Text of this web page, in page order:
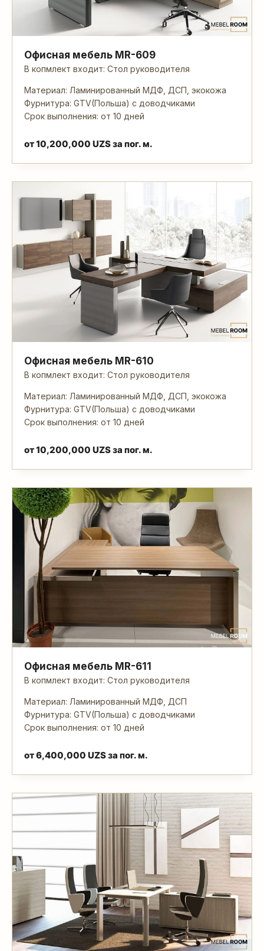
Офисная мебель MR-609
В копмлект входит: Стол руководителя
Материал: Ламинированный МДФ, ДСП, экокожа
Фурнитура: GTV(Польша) с доводчиками
Срок выполнения: от 10 дней
от10,200,000 UZSза пог. м.
Офисная мебель MR-610
В копмлект входит: Стол руководителя
Материал: Ламинированный МДФ, ДСП, экокожа
Фурнитура: GTV(Польша) с доводчиками
Срок выполнения: от 10 дней
от10,200,000 UZSза пог. м.
Офисная мебель MR-611
В копмлект входит: Стол руководителя
Материал: Ламинированный МДФ, ДСП
Фурнитура: GTV(Польша) с доводчиками
Срок выполнения: от 10 дней
от6,400,000 UZSза пог. м.